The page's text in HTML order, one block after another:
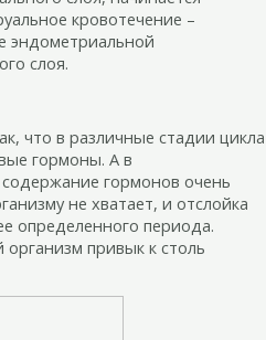
кровотечение –
эндометриальной
слоя.
что в различные стадии цикла
гормоны. А в
гормонов очень
не хватает, и отслойка
определенного периода.
привык к столь